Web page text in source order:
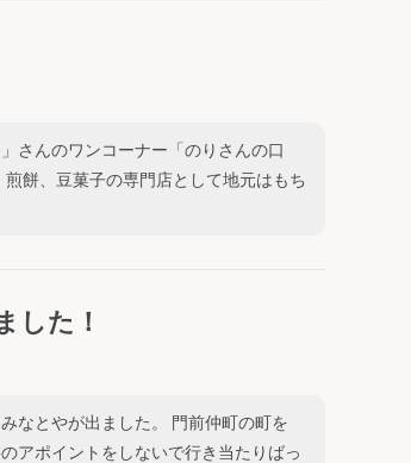
さんのワンコーナー「のりさんの口
餅、豆菓子の専門店として地元はもち
した！
なとやが出ました。 門前仲町の町を
アポイントをしないで行き当たりばっ